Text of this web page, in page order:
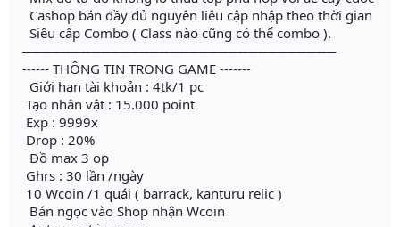
Cashop bán đầy đủ nguyên liệu cập nhập theo thời gian
Siêu cấp Combo ( Class nào cũng có thể combo ).
────────────────────────────────
------ THÔNG TIN TRONG GAME -------
Giới hạn tài khoản : 4tk/1 pc
Tạo nhân vật : 15.000 point
Exp : 9999x
Drop : 20%
Đồ max 3 op
Ghrs : 30 lần /ngày
10 Wcoin /1 quái ( barrack, kanturu relic )
Bán ngọc vào Shop nhận Wcoin